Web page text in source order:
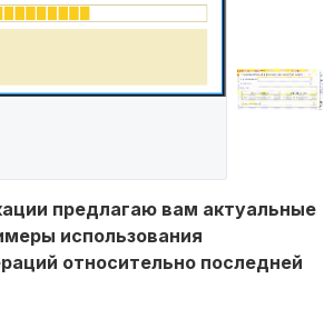
предлагаю вам актуальные
использования
относительно последней